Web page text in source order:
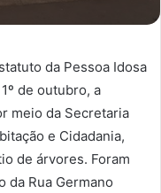
da Pessoa Idosa
de outubro, a
meio da Secretaria
e Cidadania,
de árvores. Foram
da Rua Germano